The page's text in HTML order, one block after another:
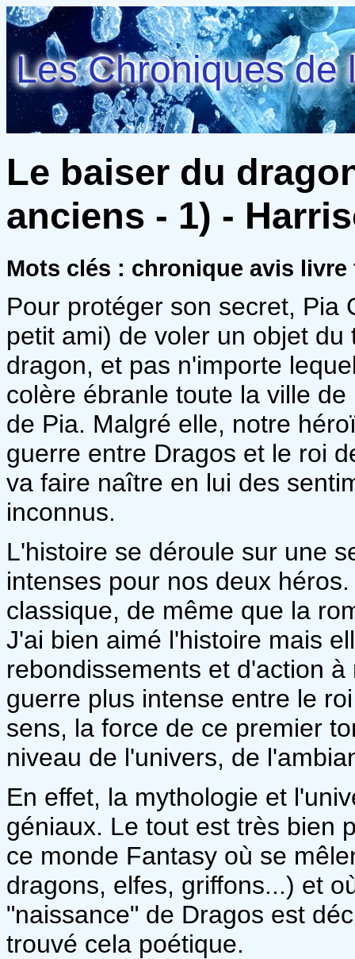
Les Chroniques de
Le baiser du
anciens - 1) -
Mots clés : chronique avis
Pour protéger son secret, Pia
petit ami) de voler un objet
dragon, et pas n'importe
colère ébranle toute la ville
de Pia. Malgré elle, notre
guerre entre Dragos et le roi
va faire naître en lui des
inconnus.
L'histoire se déroule sur une
intenses pour nos deux
classique, de même que la
J'ai bien aimé l'histoire mais
rebondissements et d'action
guerre plus intense entre le
sens, la force de ce premier
niveau de l'univers, de
En effet, la mythologie et
géniaux. Le tout est très bien
ce monde Fantasy où se
dragons, elfes, griffons...) et
"naissance" de Dragos est
trouvé cela poétique.